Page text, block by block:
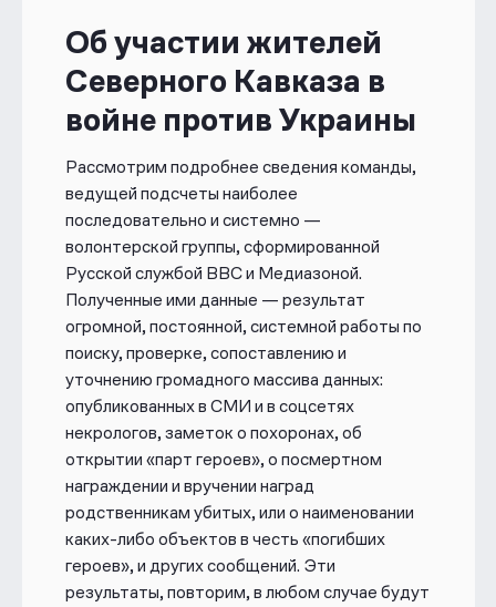
Об участии жителей
Северного Кавказа в
войне против Украины
Рассмотрим подробнее сведения команды,
ведущей подсчеты наиболее
последовательно и системно —
волонтерской группы, сформированной
Русской службой ВВС и Медиазоной.
Полученные ими данные — результат
огромной, постоянной, системной работы по
поиску, проверке, сопоставлению и
уточнению громадного массива данных:
опубликованных в СМИ и в соцсетях
некрологов, заметок о похоронах, об
открытии «парт героев», о посмертном
награждении и вручении наград
родственникам убитых, или о наименовании
каких-либо объектов в честь «погибших
героев», и других сообщений. Эти
результаты, повторим, в любом случае будут